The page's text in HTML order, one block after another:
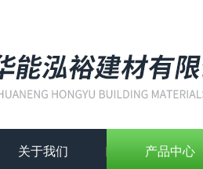
关于我们 产品中心